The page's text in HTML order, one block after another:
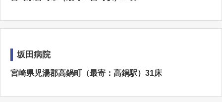
坂田病院
宮崎県児湯郡高鍋町（最寄：高鍋駅）31床